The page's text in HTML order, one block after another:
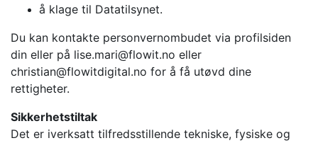
å klage til Datatilsynet.
Du kan kontakte personvernombudet via profilsiden
din eller på lise.mari@flowit.no eller
christian@flowitdigital.no for å få utøvd dine
rettigheter.
Sikkerhetstiltak
Det er iverksatt tilfredsstillende tekniske, fysiske og